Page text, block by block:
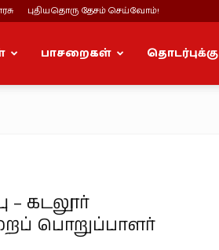
புதியதொரு தேசம் செய்வோம்!
பாசறைகள் தொடர்புக்கு
– கடலூர்
பொறுப்பாளர்